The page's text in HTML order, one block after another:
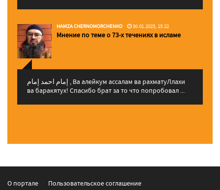
HAMZA CHERNOMORCHENKO 30.01.2025, 15:22
Мнение по теме о 73-х течениях в исламе
إمام احمد إمام , Ва алейкум ассалам ва рахматуЛлахи
ва баракятух! Спасибо брат за то что попробовал ...
О портале Пользовательское соглашение